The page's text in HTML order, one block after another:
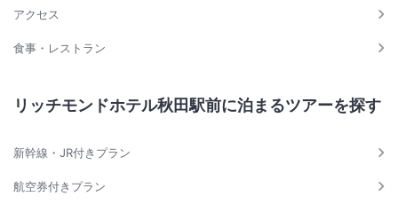
アクセス
食事・レストラン
リッチモンドホテル秋田駅前に泊まるツアーを探す
新幹線・JR付きプラン
航空券付きプラン